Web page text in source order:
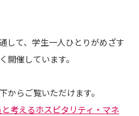
して、学生一人ひとりがめざす
開催しています。
からご覧いただけます。
考えるホスピタリティ・マネ